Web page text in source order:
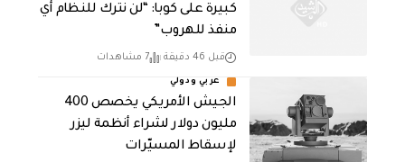
كبيرة على كوبا: “لن نترك للنظام أي
منفذ للهروب”
قبل 46 دقيقة 7 مشاهدات
عربي ودولي
الجيش الأمريكي يخصص 400
مليون دولار لشراء أنظمة ليزر
لإسقاط المسيّرات